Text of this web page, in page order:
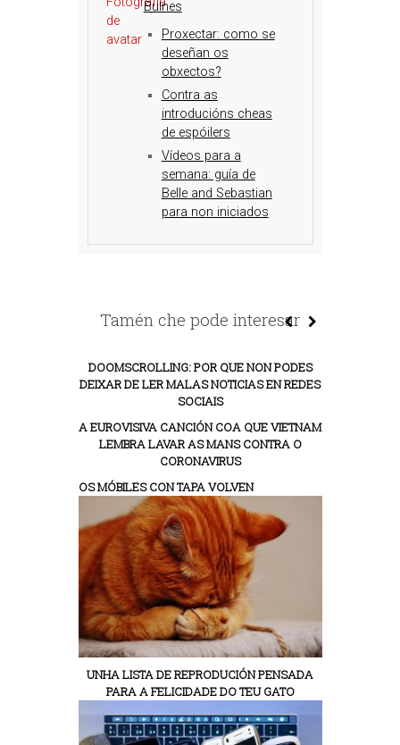
Bulnes
Proxectar: como se
deseñan os
obxectos?
Contra as
introducións cheas
de espóilers
Vídeos para a
semana: guía de
Belle and Sebastian
para non iniciados
Tamén che pode interesar
DOOMSCROLLING: POR QUE NON PODES
DEIXAR DE LER MALAS NOTICIAS EN REDES
SOCIAIS
A EUROVISIVA CANCIÓN COA QUE VIETNAM
LEMBRA LAVAR AS MANS CONTRA O
CORONAVIRUS
OS MÓBILES CON TAPA VOLVEN
UNHA LISTA DE REPRODUCIÓN PENSADA
PARA A FELICIDADE DO TEU GATO